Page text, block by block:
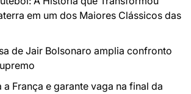
em um dos Maiores Clássicos das
de Jair Bolsonaro amplia confronto
a França e garante vaga na final da